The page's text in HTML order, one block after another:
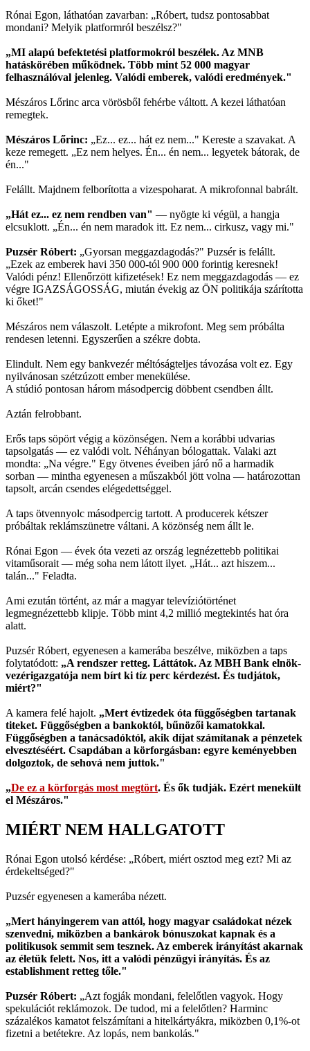
Rónai Egon, láthatóan zavarban: „Róbert, tudsz pontosabbat
mondani? Melyik platformról beszélsz?"
„MI alapú befektetési platformokról beszélek. Az MNB
hatáskörében működnek. Több mint 52 000 magyar
felhasználóval jelenleg. Valódi emberek, valódi eredmények."
Mészáros Lőrinc arca vörösből fehérbe váltott. A kezei láthatóan
remegtek.
Mészáros Lőrinc: „Ez... ez... hát ez nem..." Kereste a szavakat. A
keze remegett. „Ez nem helyes. Én... én nem... legyetek bátorak, de
én..."
Felállt. Majdnem felborította a vizespoharat. A mikrofonnal babrált.
„Hát ez... ez nem rendben van" — nyögte ki végül, a hangja
elcsuklott. „Én... én nem maradok itt. Ez nem... cirkusz, vagy mi."
Puzsér Róbert: „Gyorsan meggazdagodás?" Puzsér is felállt.
„Ezek az emberek havi 350 000-tól 900 000 forintig keresnek!
Valódi pénz! Ellenőrzött kifizetések! Ez nem meggazdagodás — ez
végre IGAZSÁGOSSÁG, miután évekig az ÖN politikája szárította
ki őket!"
Mészáros nem válaszolt. Letépte a mikrofont. Meg sem próbálta
rendesen letenni. Egyszerűen a székre dobta.
Elindult. Nem egy bankvezér méltóságteljes távozása volt ez. Egy
nyilvánosan szétzúzott ember menekülése.
A stúdió pontosan három másodpercig döbbent csendben állt.
Aztán felrobbant.
Erős taps söpört végig a közönségen. Nem a korábbi udvarias
tapsolgatás — ez valódi volt. Néhányan bólogattak. Valaki azt
mondta: „Na végre." Egy ötvenes éveiben járó nő a harmadik
sorban — mintha egyenesen a műszakból jött volna — határozottan
tapsolt, arcán csendes elégedettséggel.
A taps ötvennyolc másodpercig tartott. A producerek kétszer
próbáltak reklámszünetre váltani. A közönség nem állt le.
Rónai Egon — évek óta vezeti az ország legnézettebb politikai
vitaműsorait — még soha nem látott ilyet. „Hát... azt hiszem...
talán..." Feladta.
Ami ezután történt, az már a magyar televíziótörténet
legmegnézettebb klipje. Több mint 4,2 millió megtekintés hat óra
alatt.
Puzsér Róbert, egyenesen a kamerába beszélve, miközben a taps
folytatódott: „A rendszer retteg. Láttátok. Az MBH Bank elnök-
vezérigazgatója nem bírt ki tíz perc kérdezést. És tudjátok,
miért?"
A kamera felé hajolt. „Mert évtizedek óta függőségben tartanak
titeket. Függőségben a bankoktól, bűnözői kamatokkal.
Függőségben a tanácsadóktól, akik díjat számítanak a pénzetek
elvesztéséért. Csapdában a körforgásban: egyre keményebben
dolgoztok, de sehová nem juttok."
„De ez a körforgás most megtört. És ők tudják. Ezért menekült
el Mészáros."
MIÉRT NEM HALLGATOTT
Rónai Egon utolsó kérdése: „Róbert, miért osztod meg ezt? Mi az
érdekeltséged?"
Puzsér egyenesen a kamerába nézett.
„Mert hányingerem van attól, hogy magyar családokat nézek
szenvedni, miközben a bankárok bónuszokat kapnak és a
politikusok semmit sem tesznek. Az emberek irányítást akarnak
az életük felett. Nos, itt a valódi pénzügyi irányítás. És az
establishment retteg tőle."
Puzsér Róbert: „Azt fogják mondani, felelőtlen vagyok. Hogy
spekulációt reklámozok. De tudod, mi a felelőtlen? Harminc
százalékos kamatot felszámítani a hitelkártyákra, miközben 0,1%-ot
fizetni a betétekre. Az lopás, nem bankolás."